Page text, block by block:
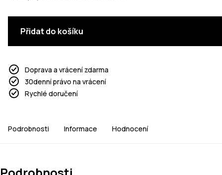
Přidat do košíku
Doprava a vrácení zdarma
30denní právo na vrácení
Rychlé doručení
Podrobnosti Informace Hodnocení